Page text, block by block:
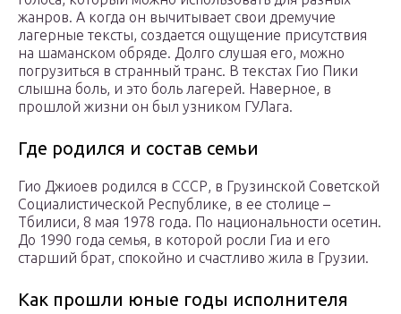
жанров. А когда он вычитывает свои дремучие
лагерные тексты, создается ощущение присутствия
на шаманском обряде. Долго слушая его, можно
погрузиться в странный транс. В текстах Гио Пики
слышна боль, и это боль лагерей. Наверное, в
прошлой жизни он был узником ГУЛага.
Где родился и состав семьи
Гио Джиоев родился в СССР, в Грузинской Советской
Социалистической Республике, в ее столице –
Тбилиси, 8 мая 1978 года. По национальности осетин.
До 1990 года семья, в которой росли Гиа и его
старший брат, спокойно и счастливо жила в Грузии.
Как прошли юные годы исполнителя